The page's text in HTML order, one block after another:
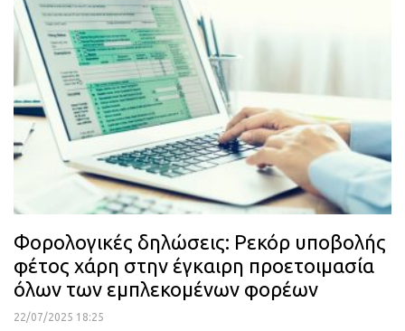
Φορολογικές δηλώσεις: Ρεκόρ υποβολής
φέτος χάρη στην έγκαιρη προετοιμασία
όλων των εμπλεκομένων φορέων
22/07/2025 18:25